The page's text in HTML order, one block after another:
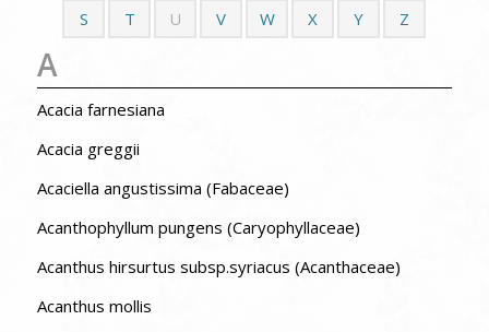
S T U V W X Y Z
A
Acacia farnesiana
Acacia greggii
Acaciella angustissima (Fabaceae)
Acanthophyllum pungens (Caryophyllaceae)
Acanthus hirsurtus subsp.syriacus (Acanthaceae)
Acanthus mollis